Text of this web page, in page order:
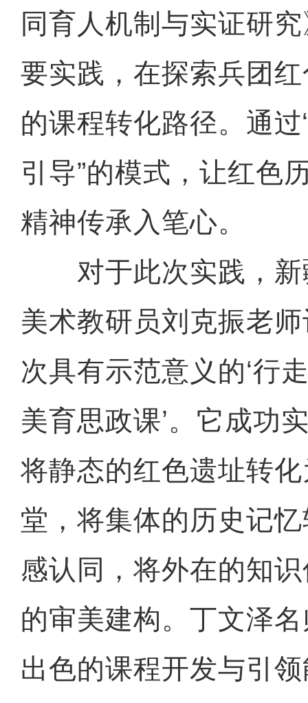
同育人机制与实证研
要实践，在探索兵团
的课程转化路径。通
引导”的模式，让红色
精神传承入笔心。
对于此次实践，新
美术教研员刘克振老
次具有示范意义的‘行
美育思政课’。它成功
将静态的红色遗址转
堂，将集体的历史记
感认同，将外在的知
的审美建构。丁文泽
出色的课程开发与引